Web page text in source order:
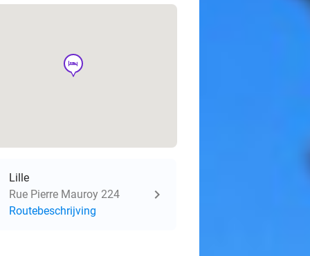
hotel
Lille
Rue Pierre Mauroy 224
Routebeschrijving